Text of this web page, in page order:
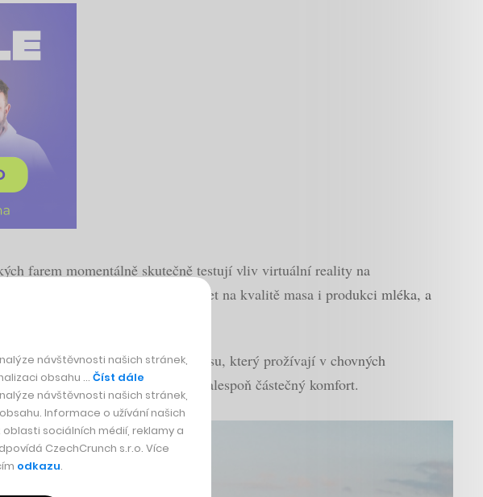
farem momentálně skutečně testují vliv virtuální reality na
stresu se může u skotu odrážet na kvalitě masa i produkci mléka, a
alespoň částečně ulevit od stresu, který prožívají v chovných
je potřeba dopřávat kravám alespoň částečný komfort.
návštěvnosti našich stránek,
obsahu … Číst dále
návštěvnosti našich stránek,
Informace o užívání našich
sociálních médií, reklamy a
CzechCrunch s.r.o. Více
odkazu.